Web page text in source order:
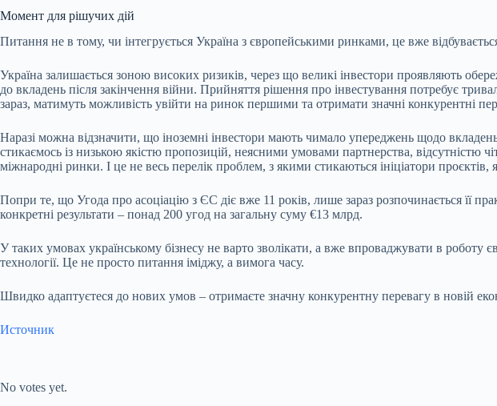
Момент для рішучих дій
Питання не в тому, чи інтегрується Україна з європейськими ринками, це вже
Україна залишається зоною високих ризиків, через що великі інвестори проявляють
до вкладень після закінчення війни. Прийняття рішення про інвестування потребує
зараз, матимуть можливість увійти на ринок першими та отримати значні конкурентні
Наразі можна відзначити, що іноземні інвестори мають чимало упереджень щодо
стикаємось із низькою якістю пропозицій, неясними умовами партнерства, відсутністю
міжнародні ринки. І це не весь перелік проблем, з якими стикаються ініціатори
Попри те, що Угода про асоціацію з ЄС діє вже 11 років, лише зараз розпочинається її
конкретні результати – понад 200 угод на загальну суму €13 млрд.
У таких умовах українському бізнесу не варто зволікати, а вже впроваджувати в роботу
технології. Це не просто питання іміджу, а вимога часу.
Швидко адаптуєтеся до нових умов – отримаєте значну конкурентну перевагу в новій
Источник
No votes yet.